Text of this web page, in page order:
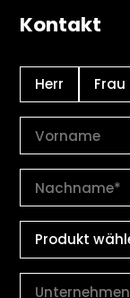
Kontakt
Herr Frau
Produkt